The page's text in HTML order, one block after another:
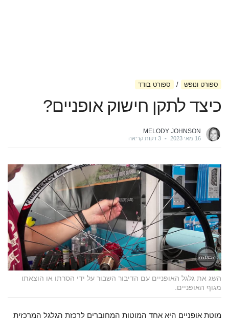
ספורט ונופש ספורט בודד
כיצד לתקן חישוק אופניים?
MELODY JOHNSON
16 מאי 2023 •
השג את גלגל האופניים עם הדיבור השבור על ידי הסרתו או הוצאתו
מגוף האופניים.
מוטת אופניים היא אחד המוטות המחוברים לרכזת הגלגל המרכזית